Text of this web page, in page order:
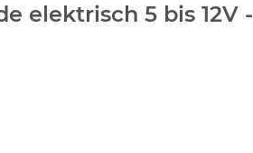
elektrisch 5 bis 12V -